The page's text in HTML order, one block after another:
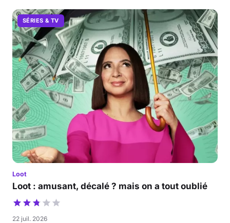
SÉRIES & TV
Loot
Loot : amusant, décalé ? mais on a tout oublié
22 juil. 2026